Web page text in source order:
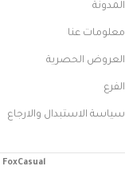
المدونة
معلومات عنا
العروض الحصرية
الفرع
سياسة الاستبدال والارجاع
FoxCasual